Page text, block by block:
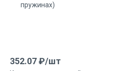
352.07₽/шт